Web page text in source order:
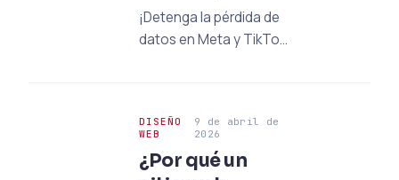
¡Detenga la pérdida de
datos en Meta y TikTok
aumentarán la
eficiencia publicitaria
en un 40% en el mundo
DISEÑO
WEB
9 de abril de
2026
¿Por qué un